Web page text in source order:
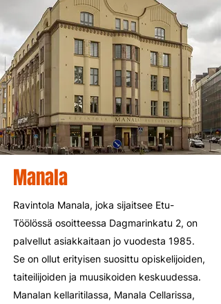
Manala
Ravintola Manala, joka sijaitsee Etu-
Töölössä osoitteessa Dagmarinkatu 2, on
palvellut asiakkaitaan jo vuodesta 1985.
Se on ollut erityisen suosittu opiskelijoiden,
taiteilijoiden ja muusikoiden keskuudessa.
Manalan kellaritilassa, Manala Cellarissa,